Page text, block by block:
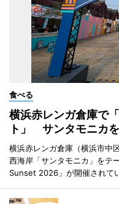
食べる
横浜赤レンガ倉庫で
ト」 サンタモニカ
横浜赤レンガ倉庫（横浜市中
西海岸「サンタモニカ」をテ
Sunset 2026」が開催されて